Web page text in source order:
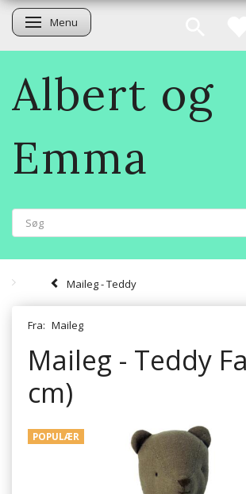
Skifte navigation
Menu
Albert og
Emma
Maileg - Teddy
Fra: Maileg
Maileg - Teddy
cm)
POPULÆR